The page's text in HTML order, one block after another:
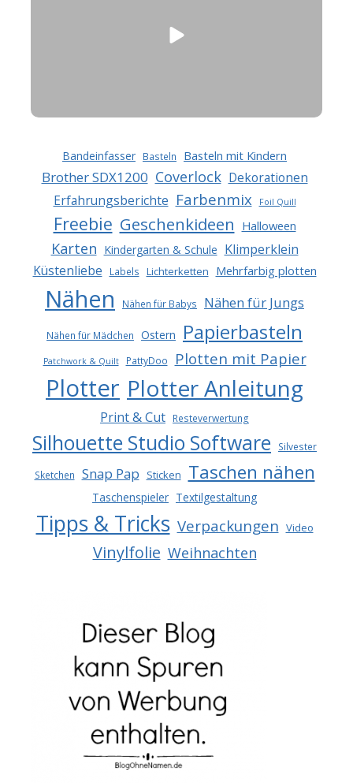
Bandeinfasser Basteln Basteln mit Kindern
Brother SDX1200 Coverlock Dekorationen
Erfahrungsberichte Farbenmix Foil Quill
Freebie Geschenkideen Halloween
Karten Kindergarten & Schule Klimperklein
Küstenliebe
Labels Lichterketten Mehrfarbig plotten
Nähen Nähen für Babys Nähen für Jungs
Nähen für Mädchen Ostern Papierbasteln
Patchwork & Quilt PattyDoo Plotten mit Papier
Plotter Plotter Anleitung
Print & Cut Resteverwertung
Silhouette Studio Software Silvester
Sketchen Snap Pap Sticken Taschen nähen
Taschenspieler Textilgestaltung
Tipps & Tricks Verpackungen Video
Vinylfolie Weihnachten